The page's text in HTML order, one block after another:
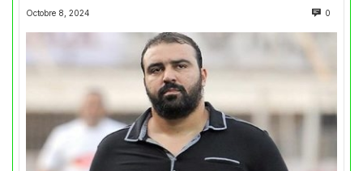
Octobre 8, 2024 0